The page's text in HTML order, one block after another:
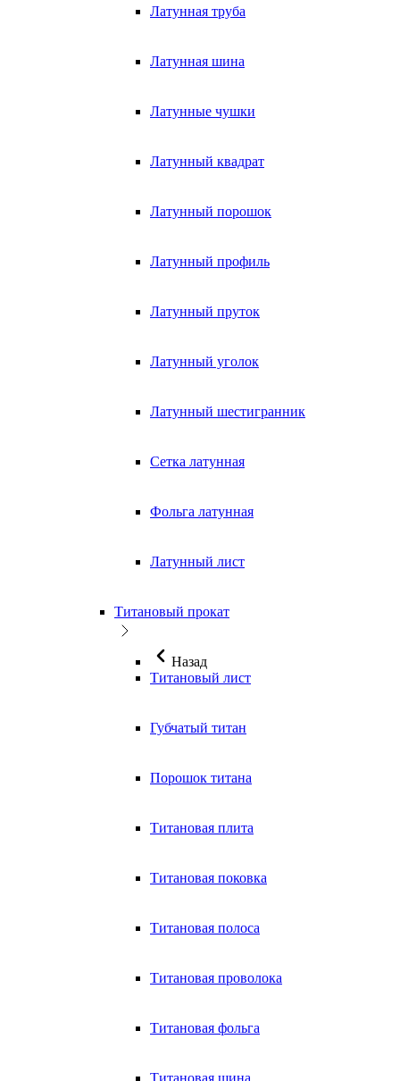
Латунная труба
Латунная шина
Латунные чушки
Латунный квадрат
Латунный порошок
Латунный профиль
Латунный пруток
Латунный уголок
Латунный шестигранник
Сетка латунная
Фольга латунная
Латунный лист
Титановый прокат
Назад
Титановый лист
Губчатый титан
Порошок титана
Титановая плита
Титановая поковка
Титановая полоса
Титановая проволока
Титановая фольга